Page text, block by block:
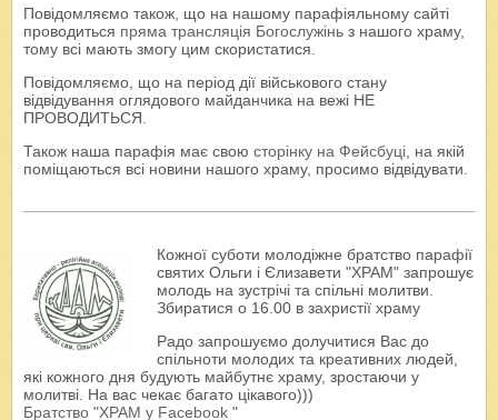
Повідомляємо також, що на нашому парафіяльному сайті
проводиться пряма трансляція Богослужінь з нашого храму,
тому всі мають змогу цим скористатися.
Повідомляємо, що на період дії військового стану
відвідування оглядового майданчика на вежі НЕ
ПРОВОДИТЬСЯ.
Також наша парафія має свою сторінку на Фейсбуці, на якій
поміщаються всі новини нашого храму, просимо відвідувати.
Кожної суботи молодіжне братство парафії
святих Ольги і Єлизавети "ХРАМ" запрошує
молодь на зустрічі та спільні молитви.
Збиратися о 16.00 в захристії храму
Радо запрошуємо долучитися Вас до
спільноти молодих та креативних людей,
які кожного дня будують майбутнє храму, зростаючи у
молитві. На вас чекає багато цікавого)))
Братство "ХРАМ у Facebook "